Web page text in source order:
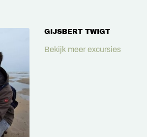
GIJSBERT TWIGT
Bekijk meer excursies